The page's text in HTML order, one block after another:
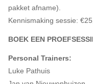
pakket afname).
Kennismaking sessie:
BOEK EEN
Personal Trainers:
Luke Pathuis